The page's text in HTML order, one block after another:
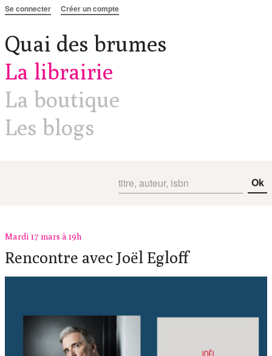
Aller au contenu
Se connecter Créer un compte
La librairie
La boutique
Les blogs
Quai des brumes
Ok
Mardi 17 mars à 19h
Rencontre avec Joël Egloff